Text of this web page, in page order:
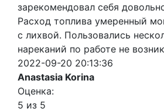
зарекомендовал себя
Расход топлива умеренный
с лихвой. Пользовались
нареканий по работе не
2022-09-20 20:13:36
Anastasia Korina
Оценка:
5 из 5